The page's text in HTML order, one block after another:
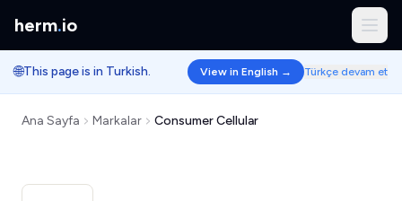
herm.io
🌐This page is in Turkish. View in English → Türkçe devam et
Ana Sayfa Markalar Consumer Cellular